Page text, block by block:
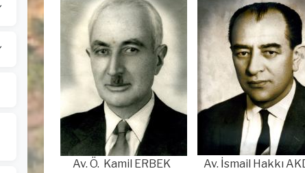
Av. Ö. Kamil ERBEK Av. İsmail Hakkı